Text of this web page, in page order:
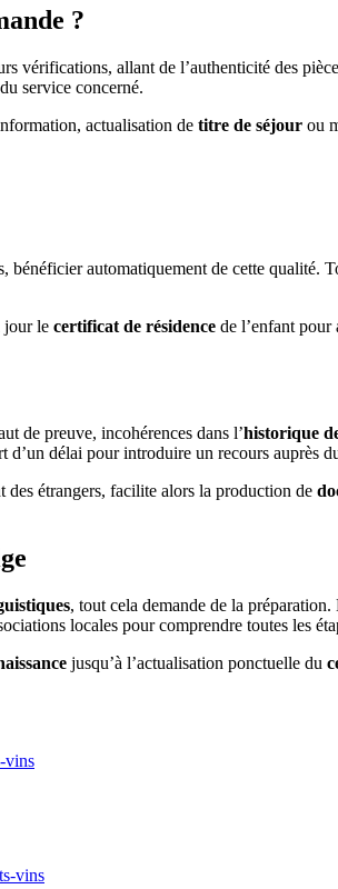
?
vérifications, allant de l’authenticité des
service concerné.
actualisation de titre de séjour ou
automatiquement de cette qualité.
jour le certificat de résidence de l’enfant pour
de preuve, incohérences dans l’historique
délai pour introduire un recours auprès
des étrangers, facilite alors la production de
, tout cela demande de la
locales pour comprendre toutes les
jusqu’à l’actualisation ponctuelle du
vins
vins